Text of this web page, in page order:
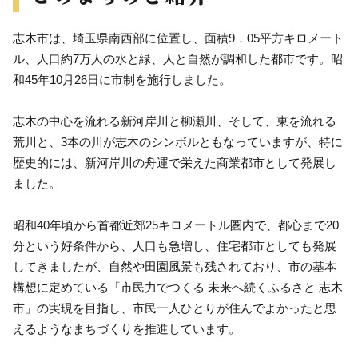
志木市は、埼玉県南西部に位置し、面積9．05平方キロメート
ル、人口約7万人の水と緑、人と自然が調和した都市です。昭
和45年10月26日に市制を施行しました。
志木の中心を流れる新河岸川と柳瀬川、そして、東を流れる
荒川と、3本の川が志木のシンボルともなっていますが、特に
歴史的には、新河岸川の舟運で栄えた商業都市として発展し
ました。
昭和40年頃から首都近郊25キロメートル圏内で、都心まで20
分という好条件から、人口も急増し、住宅都市としても発展
してきましたが、自然や田園風景も残されており、市の基本
構想に定めている「市民力でつくる 未来へ続くふるさと 志木
市」の実現を目指し、市民一人ひとりが住んでよかったと思
えるようなまちづくりを推進しています。